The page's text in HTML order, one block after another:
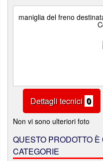
maniglia del freno
Dettagli tecnici 0
Non vi sono ulteriori foto
QUESTO PRODOTTO
CATEGORIE